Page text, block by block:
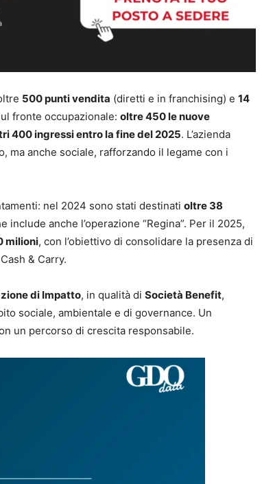
500 punti vendita (diretti e in franchising) e 14
fronte occupazionale: oltre 450 le nuove
400 ingressi entro la fine del 2025. L’azienda
ma anche sociale, rafforzando il legame con i
nel 2024 sono stati destinati oltre 38
anche l’operazione “Regina”. Per il 2025,
milioni, con l’obiettivo di consolidare la presenza di
& Carry.
di Impatto, in qualità di Società Benefit,
sociale, ambientale e di governance. Un
un percorso di crescita responsabile.